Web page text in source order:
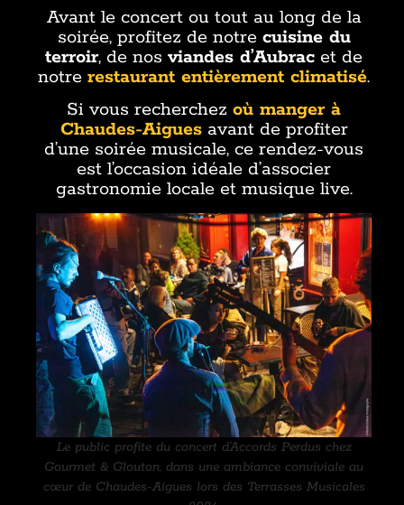
Avant le concert ou tout au long de la
soirée, profitez de notre cuisine du
terroir, de nosviandes d’Aubrac et de
notrerestaurant entièrement climatisé.
Si vous recherchezoù manger à
Chaudes-Aiguesavant de profiter
d’une soirée musicale, ce rendez-vous
est l’occasion idéale d’associer
gastronomie locale et musique live.
Le public profite du concert d’Accords Perdus chez
Gourmet & Glouton, dans une ambiance conviviale au
cœur de Chaudes-Aigues lors des Terrasses Musicales